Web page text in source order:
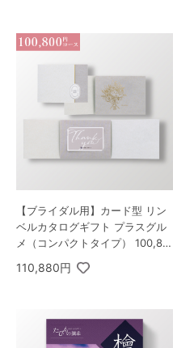
【ブライダル用】カード型 リン
ベルカタログギフト プラスグル
メ（コンパクトタイプ） 100,80
0円コース ユニバース
110,880円